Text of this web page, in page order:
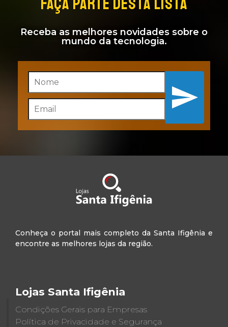
FAÇA PARTE DESTA LISTA
Receba as melhores novidades sobre o
mundo da tecnologia.
Inscreva-se
Conheça o portal mais completo da Santa Ifigênia e
encontre as melhores lojas da região.
Lojas Santa Ifigênia
Condições Gerais para Empresas
Política de Privacidade e Segurança